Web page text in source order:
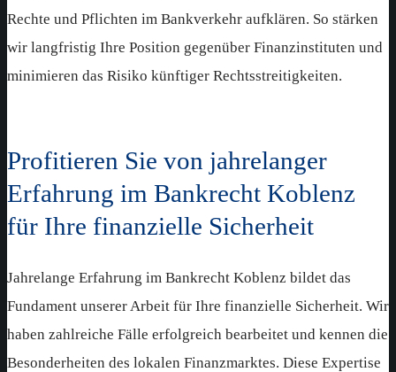
Rechte und Pflichten im Bankverkehr aufklären. So stärken
wir langfristig Ihre Position gegenüber Finanzinstituten und
minimieren das Risiko künftiger Rechtsstreitigkeiten.
Profitieren Sie von jahrelanger
Erfahrung im Bankrecht Koblenz
für Ihre finanzielle Sicherheit
Jahrelange Erfahrung im Bankrecht Koblenz bildet das
Fundament unserer Arbeit für Ihre finanzielle Sicherheit. Wir
haben zahlreiche Fälle erfolgreich bearbeitet und kennen die
Besonderheiten des lokalen Finanzmarktes. Diese Expertise